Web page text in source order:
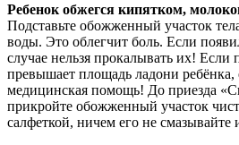
Ребенок обжегся кипятком,
Подставьте обожженный участок
воды. Это облегчит боль. Если
случае нельзя прокалывать их! Если
превышает площадь ладони ребёнка,
медицинская помощь! До приезда
прикройте обожженный участок
салфеткой, ничем его не смазывайте